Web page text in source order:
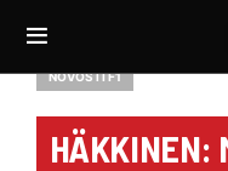
NOVOSTI F1
HÄKKINEN: